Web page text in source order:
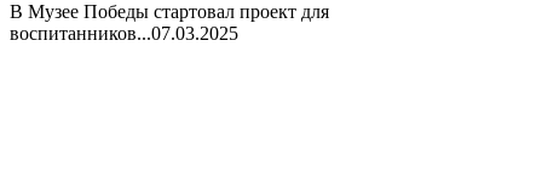
В Музее Победы стартовал проект для
воспитанников...07.03.2025